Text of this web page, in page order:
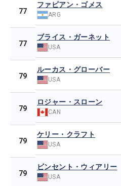
77
ファビアン・ゴメス
ARG
77
ブライス・ガーネット
USA
79
ルーカス・グローバー
USA
79
ロジャー・スローン
CAN
79
ケリー・クラフト
USA
79
ビンセント・ウィアリー
USA